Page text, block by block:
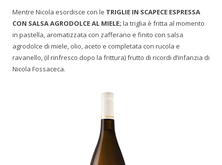
Mentre Nicola esordisce con le TRIGLIE IN SCAPECE ESPRESSA
CON SALSA AGRODOLCE AL MIELE; la triglia è fritta al momento
in pastella, aromatizzata con zafferano e finito con salsa
agrodolce di miele, olio, aceto e completata con rucola e
ravanello, (il rinfresco dopo la frittura) frutto di ricordi d’infanzia di
Nicola Fossaceca.